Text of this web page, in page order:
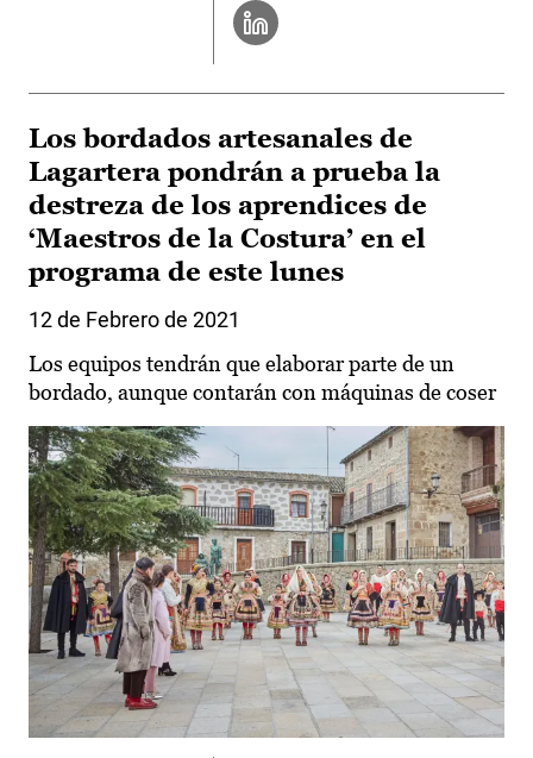
Los bordados artesanales de
Lagartera pondrán a prueba la
destreza de los aprendices de
‘Maestros de la Costura’ en el
programa de este lunes
12 de Febrero de 2021
Los equipos tendrán que elaborar parte de un
bordado, aunque contarán con máquinas de coser